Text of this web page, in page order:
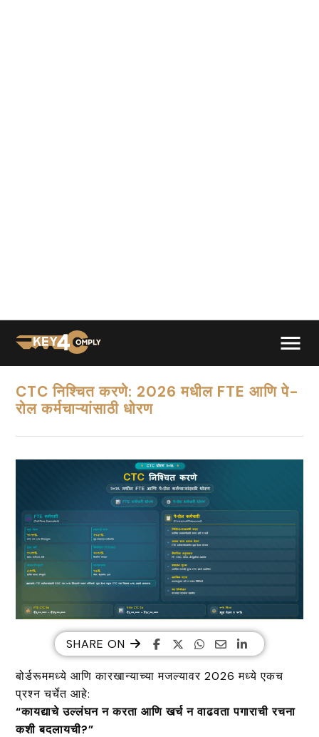
CTC निश्चित करणे: 2026 मधील FTE आणि पे-
रोल कर्मचाऱ्यांसाठी धोरण
SHARE ON
बोर्डरूममध्ये आणि कारखान्याच्या मजल्यावर 2026 मध्ये एकच
प्रश्न चर्चेत आहे:
“कायद्याचे उल्लंघन न करता आणि खर्च न वाढवता पगाराची रचना
कशी बदलायची?”